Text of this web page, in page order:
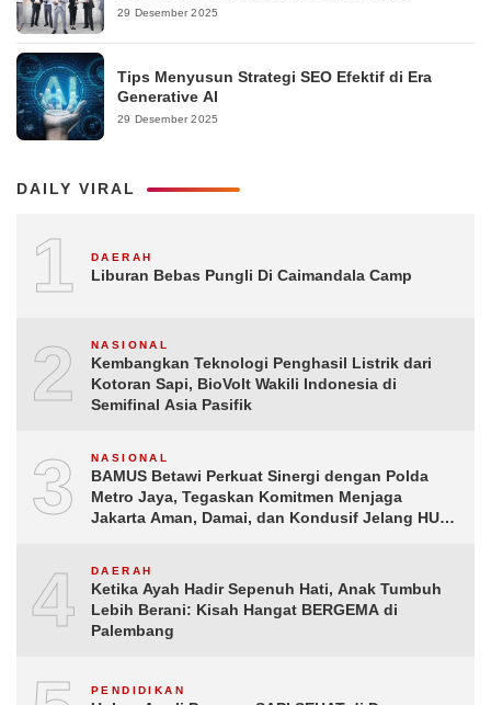
29 Desember 2025
Tips Menyusun Strategi SEO Efektif di Era
Generative AI
29 Desember 2025
DAILY VIRAL
1 DAERAH
Liburan Bebas Pungli Di Caimandala Camp
2 NASIONAL
Kembangkan Teknologi Penghasil Listrik dari
Kotoran Sapi, BioVolt Wakili Indonesia di
Semifinal Asia Pasifik
3 NASIONAL
BAMUS Betawi Perkuat Sinergi dengan Polda
Metro Jaya, Tegaskan Komitmen Menjaga
Jakarta Aman, Damai, dan Kondusif Jelang HUT
4 DAERAH
Ketika Ayah Hadir Sepenuh Hati, Anak Tumbuh
Lebih Berani: Kisah Hangat BERGEMA di
Palembang
PENDIDIKAN